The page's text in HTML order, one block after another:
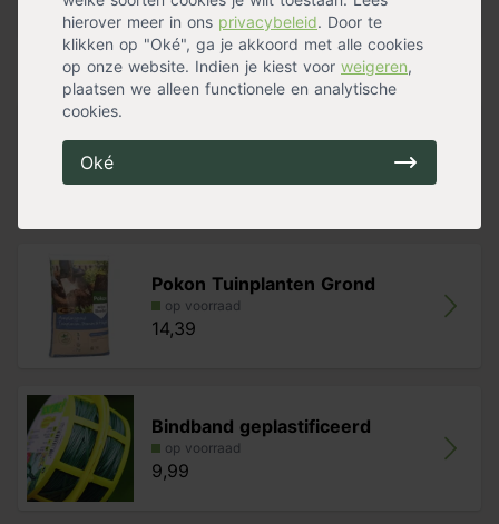
hierover meer in ons privacybeleid. Door te
klikken op "Oké", ga je akkoord met alle cookies
op onze website. Indien je kiest voor weigeren,
plaatsen we alleen functionele en analytische
cookies.
Oké
Stekels
Nee
Meer specificaties »
Handig voor erbij
Ecostyle Klimplanten-AZ
14,99
Pokon Tuinplanten Grond
op voorraad
14,39
Bindband geplastificeerd
op voorraad
9,99